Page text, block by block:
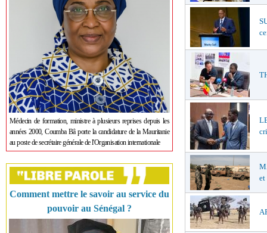
Médecin de formation, ministre à plusieurs reprises depuis les
années 2000, Coumba Bâ porte la candidature de la Mauritanie
au poste de secrétaire générale de l'Organisation internationale
Comment mettre le savoir au service du
pouvoir au Sénégal ?
et